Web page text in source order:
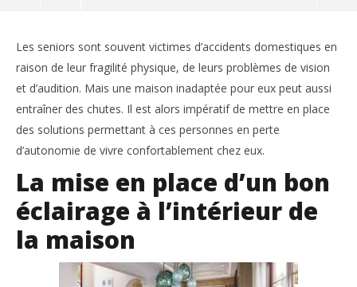
Les aménagements indispensables dans la maison
d’un senior
Les seniors sont souvent victimes d’accidents domestiques en
raison de leur fragilité physique, de leurs problèmes de vision
et d’audition. Mais une maison inadaptée pour eux peut aussi
entraîner des chutes. Il est alors impératif de mettre en place
des solutions permettant à ces personnes en perte
d’autonomie de vivre confortablement chez eux.
La mise en place d’un bon
éclairage à l’intérieur de
la maison